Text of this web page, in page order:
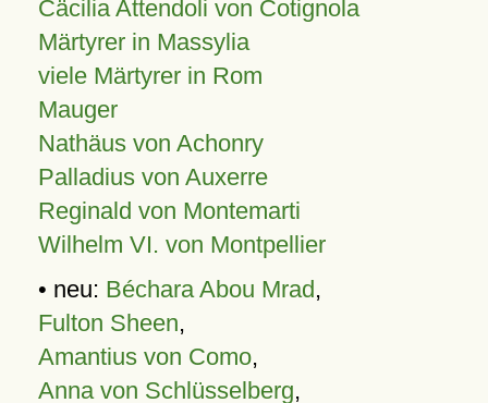
Cäcilia Attendoli von Cotignola
Märtyrer in Massylia
viele Märtyrer in Rom
Mauger
Nathäus von Achonry
Palladius von Auxerre
Reginald von Montemarti
Wilhelm VI. von Montpellier
• neu: Béchara Abou Mrad,
Fulton Sheen,
Amantius von Como,
Anna von Schlüsselberg,